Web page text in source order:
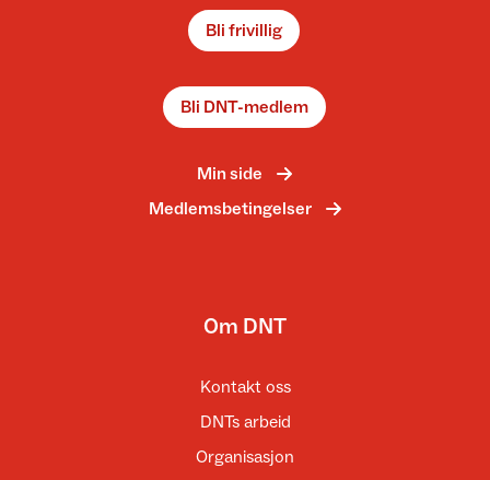
Bli frivillig
Bli DNT-medlem
Min side
Medlemsbetingelser
Om DNT
Kontakt oss
DNTs arbeid
Organisasjon